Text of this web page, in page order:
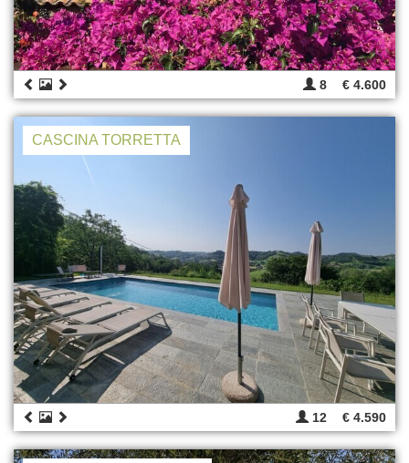
8 € 4.600
CASCINA TORRETTA
12 € 4.590